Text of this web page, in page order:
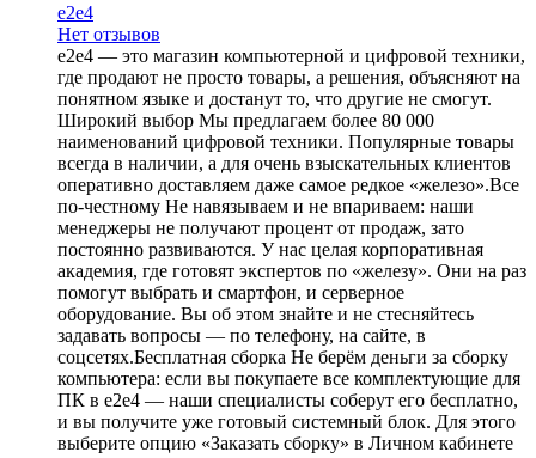
e2e4
Нет отзывов
e2e4 — это магазин компьютерной и цифровой техники,
где продают не просто товары, а решения, объясняют на
понятном языке и достанут то, что другие не смогут.
Широкий выбор Мы предлагаем более 80 000
наименований цифровой техники. Популярные товары
всегда в наличии, а для очень взыскательных клиентов
оперативно доставляем даже самое редкое «железо».Все
по-честному Не навязываем и не впариваем: наши
менеджеры не получают процент от продаж, зато
постоянно развиваются. У нас целая корпоративная
академия, где готовят экспертов по «железу». Они на раз
помогут выбрать и смартфон, и серверное
оборудование. Вы об этом знайте и не стесняйтесь
задавать вопросы — по телефону, на сайте, в
соцсетях.Бесплатная сборка Не берём деньги за сборку
компьютера: если вы покупаете все комплектующие для
ПК в e2e4 — наши специалисты соберут его бесплатно,
и вы получите уже готовый системный блок. Для этого
выберите опцию «Заказать сборку» в Личном кабинете